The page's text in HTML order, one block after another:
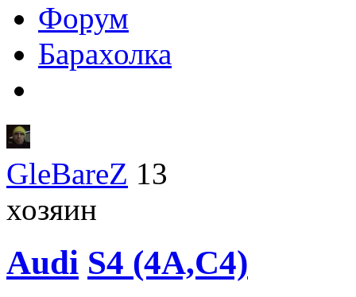
Форум
Барахолка
GleBareZ 13
хозяин
Audi S4 (4A,C4)